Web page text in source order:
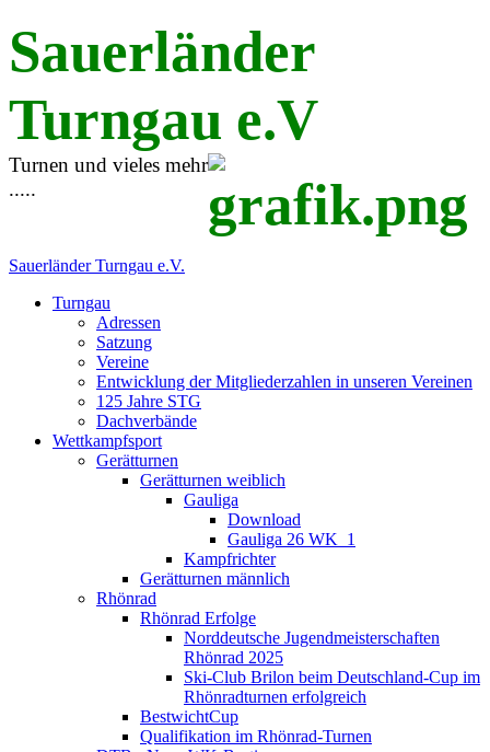
Sauerländer
Turngau e.V
Turnen und vieles mehr
.....
Sauerländer Turngau e.V.
Turngau
Adressen
Satzung
Vereine
Entwicklung der Mitgliederzahlen in unseren Vereinen
125 Jahre STG
Dachverbände
Wettkampfsport
Gerätturnen
Gerätturnen weiblich
Gauliga
Download
Gauliga 26 WK_1
Kampfrichter
Gerätturnen männlich
Rhönrad
Rhönrad Erfolge
Norddeutsche Jugendmeisterschaften
Rhönrad 2025
Ski-Club Brilon beim Deutschland-Cup im
Rhönradturnen erfolgreich
BestwichtCup
Qualifikation im Rhönrad-Turnen